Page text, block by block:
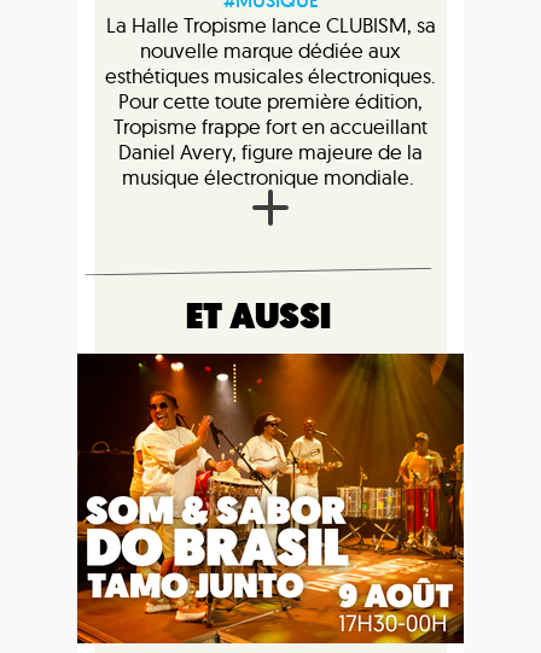
La Halle Tropisme lance CLUBISM, sa
nouvelle marque dédiée aux
esthétiques musicales électroniques.
Pour cette toute première édition,
Tropisme frappe fort en accueillant
Daniel Avery, figure majeure de la
musique électronique mondiale.
ET AUSSI